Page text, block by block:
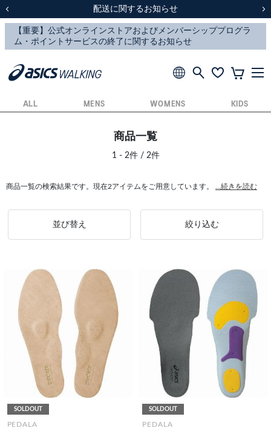
スクスク（SUKU2）価格改定のお知らせ
配送に関するお知らせ
スクスク（SUKU2）価格改定のお知らせ
配送に関するお知らせ
ALL MENS WOMENS KIDS
商品一覧
1 - 2件 / 2件
商品一覧の検索結果です。現在2アイテムをご用意しています。 ...続きを読む
並び替え 絞り込む
SOLDOUT
PEDALA
SOLDOUT
PEDALA